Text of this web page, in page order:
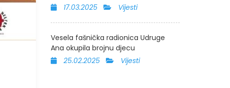
17.03.2025
Vijesti
Vesela fašnička radionica Udruge
Ana okupila brojnu djecu
25.02.2025
Vijesti